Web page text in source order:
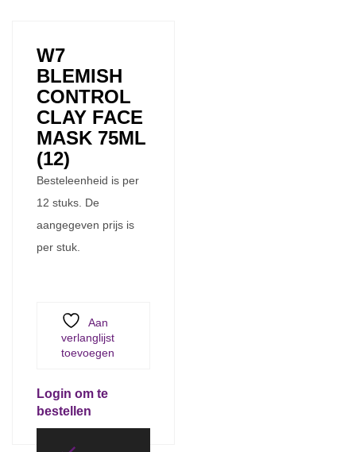
W7
BLEMISH
CONTROL
CLAY FACE
MASK 75ML
(12)
Besteleenheid is per
12 stuks. De
aangegeven prijs is
per stuk.
Aan
verlanglijst
toevoegen
Login om te
bestellen